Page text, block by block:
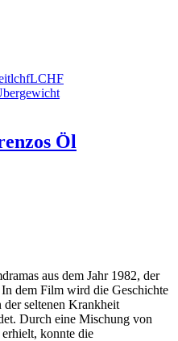
lchfLCHF
Öl
aus dem Jahr 1982, der
dem Film wird die Geschichte
seltenen Krankheit
Durch eine Mischung von
konnte die